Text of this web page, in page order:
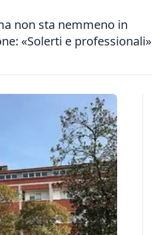
non sta nemmeno in
«Solerti e professionali»